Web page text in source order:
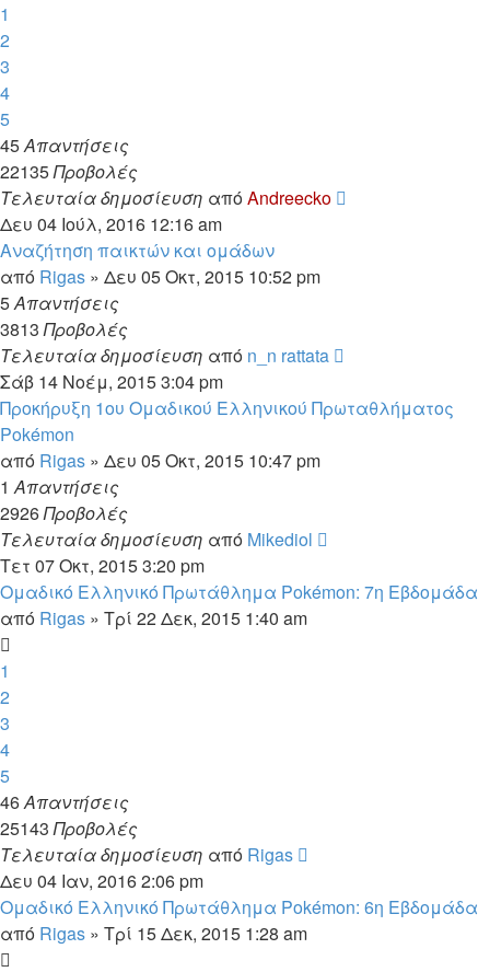
1
2
3
4
5
45Απαντήσεις
22135Προβολές
Τελευταία δημοσίευση απόAndreecko
Δευ 04 Ιούλ, 2016 12:16 am
Αναζήτηση παικτών και ομάδων
από Rigas » Δευ 05 Οκτ, 2015 10:52 pm
5Απαντήσεις
3813Προβολές
Τελευταία δημοσίευση από n_n rattata
Σάβ 14 Νοέμ, 2015 3:04 pm
Προκήρυξη 1ου Ομαδικού Ελληνικού Πρωταθλήματος
Pokémon
από Rigas » Δευ 05 Οκτ, 2015 10:47 pm
1Απαντήσεις
2926Προβολές
Τελευταία δημοσίευση από Mikediol
Τετ 07 Οκτ, 2015 3:20 pm
Ομαδικό Ελληνικό Πρωτάθλημα Pokémon: 7η Εβδομάδα
από Rigas » Τρί 22 Δεκ, 2015 1:40 am
1
2
3
4
5
46Απαντήσεις
25143Προβολές
Τελευταία δημοσίευση από Rigas
Δευ 04 Ιαν, 2016 2:06 pm
Ομαδικό Ελληνικό Πρωτάθλημα Pokémon: 6η Εβδομάδα
από Rigas » Τρί 15 Δεκ, 2015 1:28 am